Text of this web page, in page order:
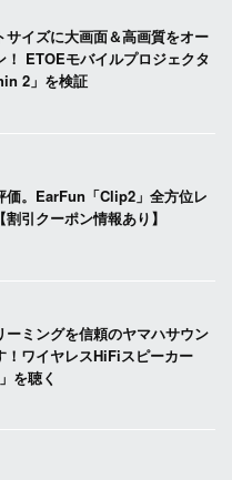
サイズに大画面＆高画質をオー
！ ETOEモバイルプロジェクタ
2」を検証
価。EarFun「Clip2」全方位レ
割引クーポン情報あり】
ーミングを信頼のヤマハサウン
！ワイヤレスHiFiスピーカー
を聴く